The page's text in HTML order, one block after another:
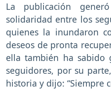
La publicación
solidaridad entre los
quienes la inundaron
deseos de pronta
ella también ha sabido
seguidores, por su
historia y dijo: “Siempre